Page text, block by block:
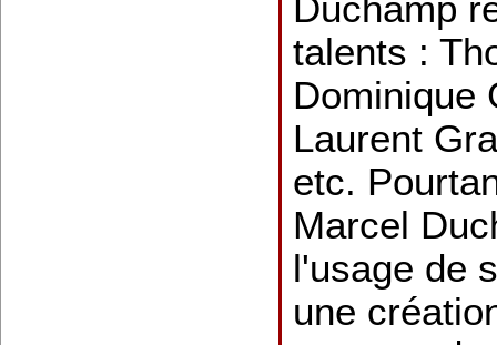
talents :
Dominique
Laurent
etc.
Marcel
l'usage de
une